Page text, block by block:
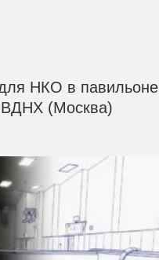
НКО в павильоне
ВДНХ (Москва)